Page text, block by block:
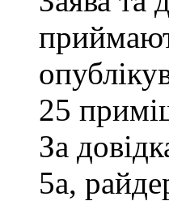
25
За
5а,